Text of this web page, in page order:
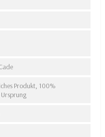
Produkt, 100%